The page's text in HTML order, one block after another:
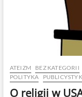
ATEIZM BEZ KATEGORII
POLITYKA
O religii w